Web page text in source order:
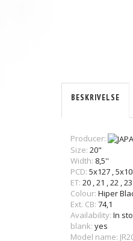
BESKRIVELSE
Producer:
Size: 20"
Width: 8,5''
PCD: 5x127 ,
ET: 20 ,21 ,22 ,23
Colour: Hiper
Ext. CB: 74,1
Availability: In
blank: yes
Model name: